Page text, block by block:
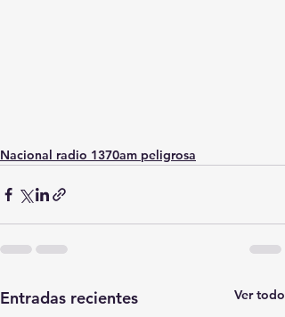
Nacional radio 1370am peligrosa
Entradas recientes Ver todo